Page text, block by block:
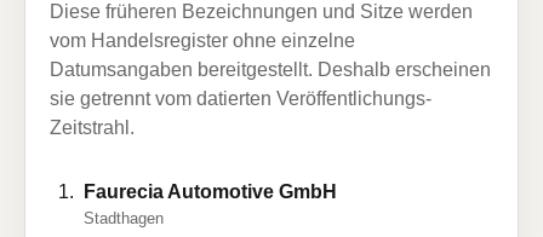
Diese früheren Bezeichnungen und Sitze werden
vom Handelsregister ohne einzelne
Datumsangaben bereitgestellt. Deshalb erscheinen
sie getrennt vom datierten Veröffentlichungs-
Zeitstrahl.
Faurecia Automotive GmbH
Stadthagen